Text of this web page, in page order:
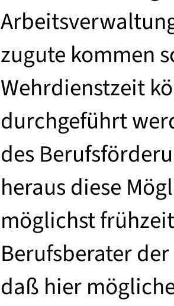
zugute kommen
Wehrdienstzeit
durchgeführt
des
heraus diese
möglichst
Berufsberater
daß hier